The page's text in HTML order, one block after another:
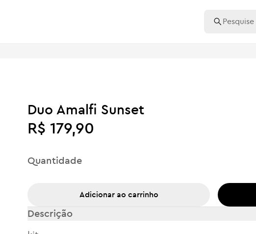
Duo Amalfi Sunset
R$ 179,90
Quantidade
Adicionar ao carrinho
Descrição